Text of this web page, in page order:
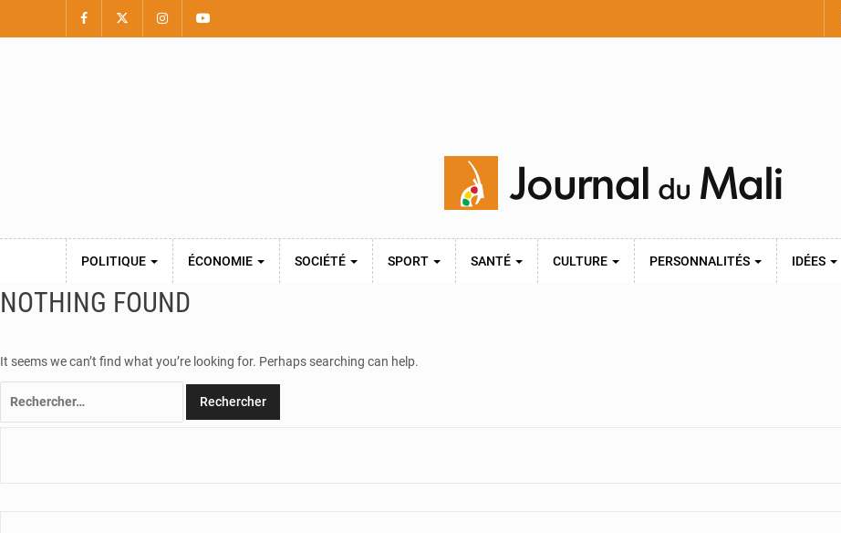
POLITIQUE ÉCONOMIE SOCIÉTÉ SPORT SANTÉ CULTURE PERSONNALITÉS IDÉES
NOTHING FOUND
It seems we can’t find what you’re looking for. Perhaps searching can help.